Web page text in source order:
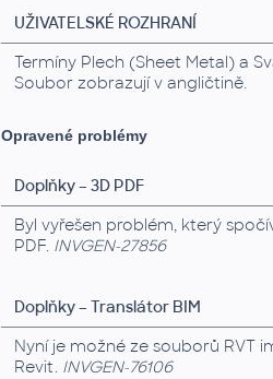
UŽIVATELSKÉ ROZHRANÍ
Termíny Plech (Sheet Metal) a
Soubor zobrazují v angličtině.
Opravené problémy
Doplňky – 3D PDF
Byl vyřešen problém, který
PDF. INVGEN-27856
Doplňky – Translátor BIM
Nyní je možné ze souborů RVT
Revit. INVGEN-76106